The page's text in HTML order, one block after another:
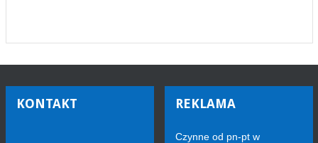
KONTAKT REKLAMA
Czynne od pn-pt w